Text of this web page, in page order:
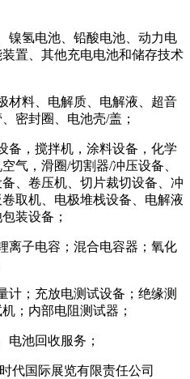
镍氢电池、铅酸电池、动力电
置、其他充电电池和储存技术
材料、电解质、电解液、超音
密封圈、电池壳/盖；
备，搅拌机，涂料设备，化学
气，滑圈/切割器/冲压设备、
、卷压机、切片裁切设备、冲
取机、电极堆栈设备、电解液
装设备；
离子电容；混合电容器；氧化
计；充放电测试设备；绝缘测
；内部电阻测试器；
电池回收服务；
代国际展览有限责任公司